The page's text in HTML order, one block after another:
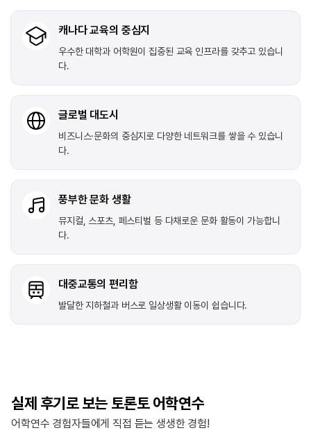
캐나다 교육의 중심지
우수한 대학과 어학원이 집중된 교육 인프라를 갖추고 있습니
다.
글로벌 대도시
비즈니스·문화의 중심지로 다양한 네트워크를 쌓을 수 있습니
다.
풍부한 문화 생활
뮤지컬, 스포츠, 페스티벌 등 다채로운 문화 활동이 가능합니
다.
대중교통의 편리함
발달한 지하철과 버스로 일상생활 이동이 쉽습니다.
실제 후기로 보는 토론토 어학연수
어학연수 경험자들에게 직접 듣는 생생한 경험!